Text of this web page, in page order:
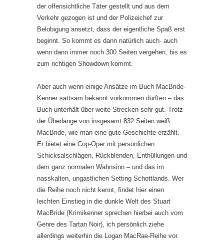
der offensichtliche Täter gestellt und aus dem
Verkehr gezogen ist und der Polizeichef zur
Belobigung ansetzt, dass der eigentliche Spaß erst
beginnt. So kommt es dann natürlich auch- auch
wenn dann immer noch 300 Seiten vergehen, bis es
zum richtigen Showdown kommt.
Aber auch wenn einige Ansätze im Buch MacBride-
Kenner sattsam bekannt vorkommen dürften – das
Buch unterhält über weite Strecken sehr gut. Trotz
der Überlänge von insgesamt 832 Seiten weiß
MacBride, wie man eine gute Geschichte erzählt.
Er bietet eine Cop-Oper mit persönlichen
Schicksalschlägen, Rückblenden, Enthüllungen und
dem ganz normalen Wahnsinn – und das im
nasskalten, ungastlichen Setting Schottlands. Wer
die Reihe noch nicht kennt, findet hier einen
leichten Einstieg in die dunkle Welt des Stuart
MacBride (Krimikenner sprechen hierbei auch vom
Genre des Tartan Noir), ich persönlich ziehe
allerdings weiterhin die Logan MacRae-Reihe vor.